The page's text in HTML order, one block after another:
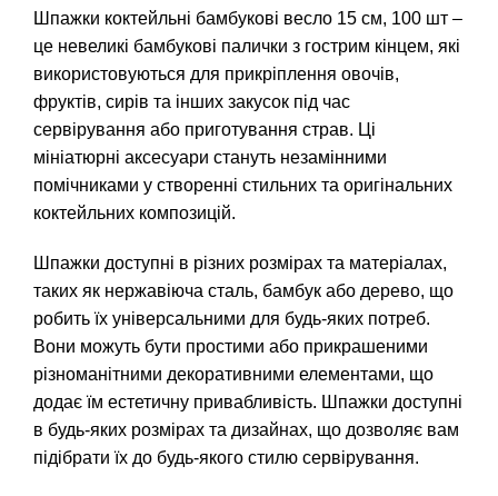
Шпажки коктейльні бамбукові весло 15 см, 100 шт –
це невеликі бамбукові палички з гострим кінцем, які
використовуються для прикріплення овочів,
фруктів, сирів та інших закусок під час
сервірування або приготування страв. Ці
мініатюрні аксесуари стануть незамінними
помічниками у створенні стильних та оригінальних
коктейльних композицій.
Шпажки доступні в різних розмірах та матеріалах,
таких як нержавіюча сталь, бамбук або дерево, що
робить їх універсальними для будь-яких потреб.
Вони можуть бути простими або прикрашеними
різноманітними декоративними елементами, що
додає їм естетичну привабливість. Шпажки доступні
в будь-яких розмірах та дизайнах, що дозволяє вам
підібрати їх до будь-якого стилю сервірування.